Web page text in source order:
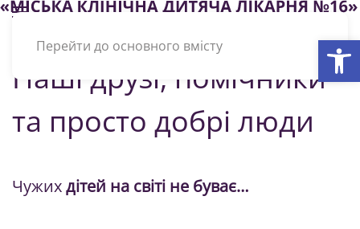
Перейти до основного вмісту
Наші друзі, помічники
та просто добрі люди
Чужихдітей на світі не буває…